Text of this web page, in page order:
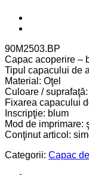
90M2503.BP
Capac acoperire –
Tipul capacului de
Material: Oţel
Culoare /
Fixarea capacului
Inscripţie: blum
Mod de imprimare:
Conţinut articol:
Categorii: Capac